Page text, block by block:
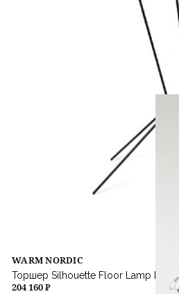
WARM NORDIC
Торшер Silhouette Floor Lamp Black
204 160 ₽